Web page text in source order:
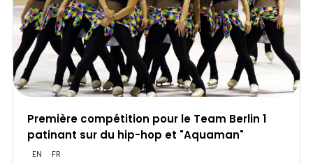
Première compétition pour le Team Berlin 1
patinant sur du hip-hop et "Aquaman"
EN FR